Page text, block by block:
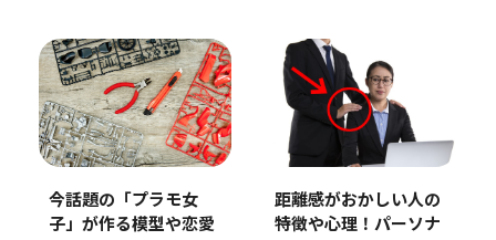
今話題の「プラモ女
子」が作る模型や恋愛
距離感がおかしい人の
特徴や心理！パーソナ